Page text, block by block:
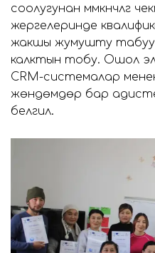
соолугунан
жергелеринде
жакшы жумушту
калктын тобу. Ошол
CRM-системалар
жөндөмдөрү бар
белгилүү.